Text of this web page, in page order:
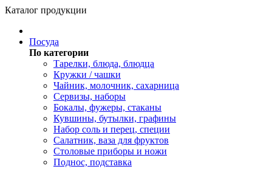
Каталог продукции
Посуда
По категории
Тарелки, блюда, блюдца
Кружки / чашки
Чайник, молочник, сахарница
Сервизы, наборы
Бокалы, фужеры, стаканы
Кувшины, бутылки, графины
Набор соль и перец, специи
Салатник, ваза для фруктов
Столовые приборы и ножи
Поднос, подставка